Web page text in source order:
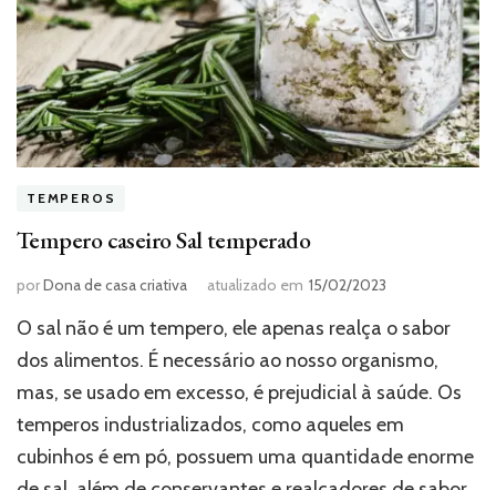
TEMPEROS
Tempero caseiro Sal temperado
porDona de casa criativa atualizado em 15/02/2023
O sal não é um tempero, ele apenas realça o sabor
dos alimentos. É necessário ao nosso organismo,
mas, se usado em excesso, é prejudicial à saúde. Os
temperos industrializados, como aqueles em
cubinhos é em pó, possuem uma quantidade enorme